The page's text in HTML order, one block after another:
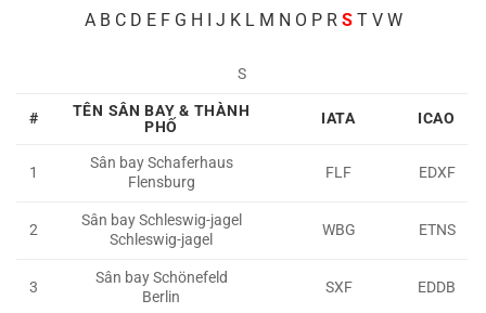
A B C D E F G H I J K L M N O P R ST V W
S
#
TÊN SÂN BAY & THÀNH
PHỐ
IATA ICAO
1
Sân bay Schaferhaus
Flensburg
FLF EDXF
2
Sân bay Schleswig-jagel
Schleswig-jagel
WBG ETNS
3
Sân bay Schönefeld
Berlin
SXF EDDB